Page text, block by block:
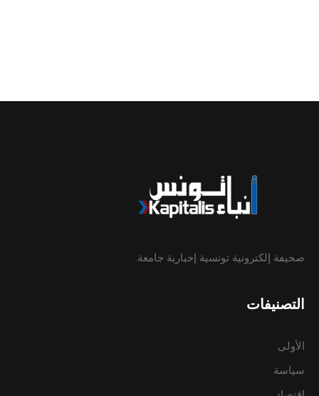
صحيفة إلكترونية تونسية إخبارية جامعة.
التصنيفات
الأولى
سياسة